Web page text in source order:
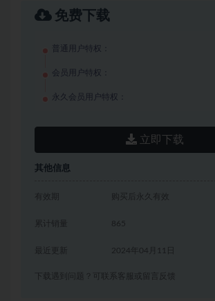
免费下载
普通用户特权：
会员用户特权：
永久会员用户特权：
立即下载
其他信息
有效期 购买后永久有效
累计销量 865
2024年04月11日
下载遇到问题？可联系客服或留言反馈